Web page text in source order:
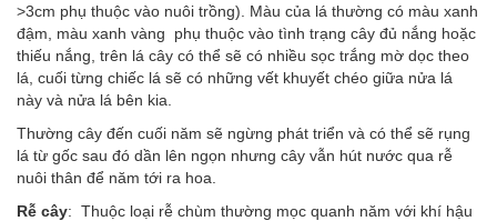
>3cm phụ thuộc vào nuôi trồng). Màu của lá thường có màu xanh
đậm, màu xanh vàng phụ thuộc vào tình trạng cây đủ nắng hoặc
thiếu nắng, trên lá cây có thể sẽ có nhiều sọc trắng mờ dọc theo
lá, cuối từng chiếc lá sẽ có những vết khuyết chéo giữa nửa lá
này và nửa lá bên kia.
Thường cây đến cuối năm sẽ ngừng phát triển và có thể sẽ rụng
lá từ gốc sau đó dần lên ngọn nhưng cây vẫn hút nước qua rễ
nuôi thân để năm tới ra hoa.
Rễ cây: Thuộc loại rễ chùm thường mọc quanh năm với khí hậu